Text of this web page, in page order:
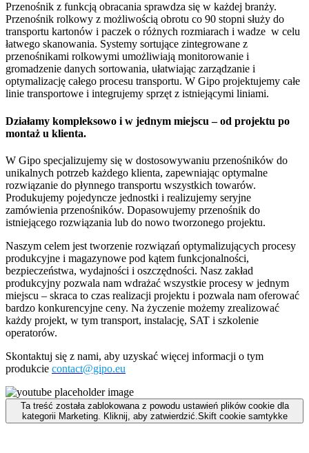
Przenośnik z funkcją obracania sprawdza się w każdej branży.
Przenośnik rolkowy z możliwością obrotu co 90 stopni służy do
transportu kartonów i paczek o różnych rozmiarach i wadze w celu
łatwego skanowania. Systemy sortujące zintegrowane z
przenośnikami rolkowymi umożliwiają monitorowanie i
gromadzenie danych sortowania, ułatwiając zarządzanie i
optymalizację całego procesu transportu. W Gipo projektujemy całe
linie transportowe i integrujemy sprzęt z istniejącymi liniami.
Działamy kompleksowo i w jednym miejscu – od projektu po
montaż u klienta.
W Gipo specjalizujemy się w dostosowywaniu przenośników do
unikalnych potrzeb każdego klienta, zapewniając optymalne
rozwiązanie do płynnego transportu wszystkich towarów.
Produkujemy pojedyncze jednostki i realizujemy seryjne
zamówienia przenośników. Dopasowujemy przenośnik do
istniejącego rozwiązania lub do nowo tworzonego projektu.
Naszym celem jest tworzenie rozwiązań optymalizujących procesy
produkcyjne i magazynowe pod kątem funkcjonalności,
bezpieczeństwa, wydajności i oszczędności. Nasz zakład
produkcyjny pozwala nam wdrażać wszystkie procesy w jednym
miejscu – skraca to czas realizacji projektu i pozwala nam oferować
bardzo konkurencyjne ceny. Na życzenie możemy zrealizować
każdy projekt, w tym transport, instalację, SAT i szkolenie
operatorów.
Skontaktuj się z nami, aby uzyskać więcej informacji o tym
produkcie contact@gipo.eu
Ta treść została zablokowana z powodu ustawień plików cookie dla
kategorii Marketing. Kliknij, aby zatwierdzić. Skift cookie samtykke